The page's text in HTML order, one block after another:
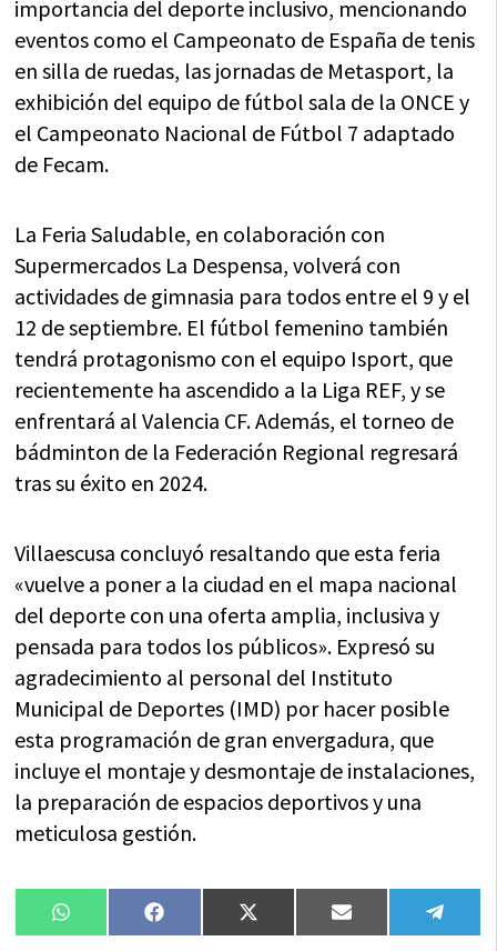
importancia del deporte inclusivo, mencionando
eventos como el Campeonato de España de tenis
en silla de ruedas, las jornadas de Metasport, la
exhibición del equipo de fútbol sala de la ONCE y
el Campeonato Nacional de Fútbol 7 adaptado
de Fecam.
La Feria Saludable, en colaboración con
Supermercados La Despensa, volverá con
actividades de gimnasia para todos entre el 9 y el
12 de septiembre. El fútbol femenino también
tendrá protagonismo con el equipo Isport, que
recientemente ha ascendido a la Liga REF, y se
enfrentará al Valencia CF. Además, el torneo de
bádminton de la Federación Regional regresará
tras su éxito en 2024.
Villaescusa concluyó resaltando que esta feria
«vuelve a poner a la ciudad en el mapa nacional
del deporte con una oferta amplia, inclusiva y
pensada para todos los públicos». Expresó su
agradecimiento al personal del Instituto
Municipal de Deportes (IMD) por hacer posible
esta programación de gran envergadura, que
incluye el montaje y desmontaje de instalaciones,
la preparación de espacios deportivos y una
meticulosa gestión.
Compartir
en
WhatsAppCompartir
en
FacebookCompartir
en
X
(Twitter)
Compartir
en
Email
en